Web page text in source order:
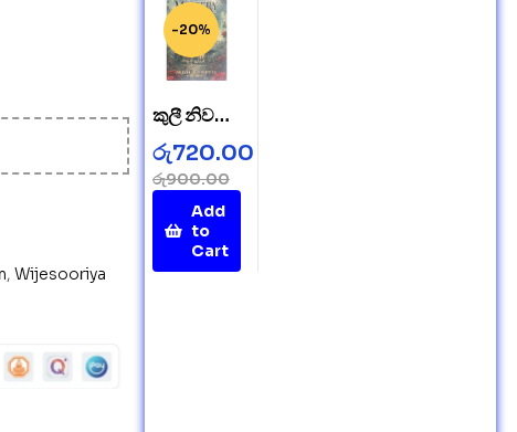
,Wijesooriya
-20%
කුලී නිවසේ
අබිරහස –
Mystery
in a
Rented
House
රු900.00
රු720.00
Add
to
Cart